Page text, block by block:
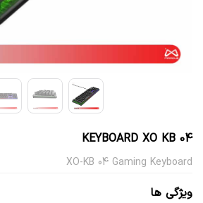
KEYBOARD XO KB 04
XO-KB 04 Gaming Keyboard
ویژگی ها